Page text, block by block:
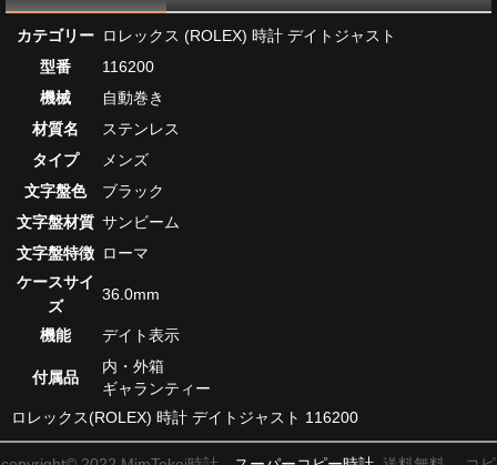
カテゴリー ロレックス (ROLEX) 時計 デイトジャスト
型番
116200
機械
自動巻き
材質名
ステンレス
タイプ
メンズ
文字盤色
ブラック
文字盤材質 サンビーム
文字盤特徴 ローマ
ケースサイ
ズ
36.0mm
機能 デイト表示
付属品
内・外箱
ギャランティー
ロレックス(ROLEX) 時計 デイトジャスト 116200